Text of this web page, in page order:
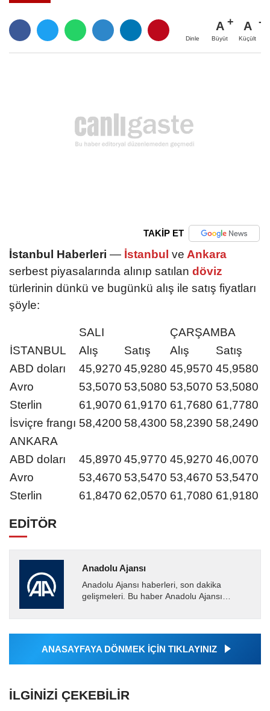
Dinle
A
Büyüt
A
Küçült
TAKİP ET
İstanbul Haberleri — İstanbul ve Ankara
serbest piyasalarında alınıp satılan döviz
türlerinin dünkü ve bugünkü alış ile satış fiyatları
şöyle:
SALI
ÇARŞAMBA
İSTANBUL
Alış Satış Alış
Satış
ABD doları
45,9270 45,9280 45,9570 45,9580
Avro
53,5070 53,5080 53,5070 53,5080
Sterlin
61,9070 61,9170 61,7680 61,7780
İsviçre frangı 58,4200 58,4300 58,2390 58,2490
ANKARA
ABD doları
45,8970 45,9770 45,9270 46,0070
Avro
53,4670 53,5470 53,4670 53,5470
Sterlin
61,8470 62,0570 61,7080 61,9180
EDİTÖR
Anadolu Ajansı
Anadolu Ajansı haberleri, son dakika
gelişmeleri. Bu haber Anadolu Ajansı
tarafından geçilen tüm...
ANASAYFAYA DÖNMEK İÇİN TIKLAYINIZ
İLGINIZI ÇEKEBILIR